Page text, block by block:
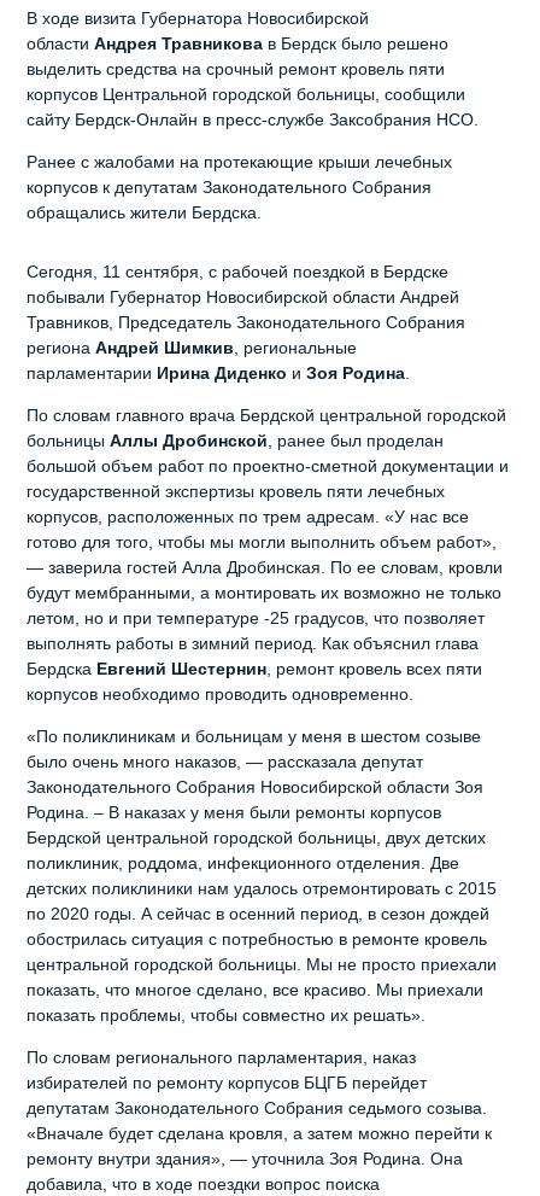
В ходе визита Губернатора Новосибирской
областиАндрея Травникова в Бердск было решено
выделить средства на срочный ремонт кровель пяти
корпусов Центральной городской больницы, сообщили
сайту Бердск-Онлайн в пресс-службе Заксобрания НСО.
Ранее с жалобами на протекающие крыши лечебных
корпусов к депутатам Законодательного Собрания
обращались жители Бердска.
Сегодня, 11 сентября, с рабочей поездкой в Бердске
побывали Губернатор Новосибирской области Андрей
Травников, Председатель Законодательного Собрания
регионаАндрей Шимкив, региональные
парламентарии Ирина Диденко иЗоя Родина.
По словам главного врача Бердской центральной городской
больницыАллы Дробинской, ранее был проделан
большой объем работ по проектно-сметной документации и
государственной экспертизы кровель пяти лечебных
корпусов, расположенных по трем адресам. «У нас все
готово для того, чтобы мы могли выполнить объем работ»,
— заверила гостей Алла Дробинская. По ее словам, кровли
будут мембранными, а монтировать их возможно не только
летом, но и при температуре -25 градусов, что позволяет
выполнять работы в зимний период. Как объяснил глава
Бердска Евгений Шестернин, ремонт кровель всех пяти
корпусов необходимо проводить одновременно.
«По поликлиникам и больницам у меня в шестом созыве
было очень много наказов, — рассказала депутат
Законодательного Собрания Новосибирской области Зоя
Родина. – В наказах у меня были ремонты корпусов
Бердской центральной городской больницы, двух детских
поликлиник, роддома, инфекционного отделения. Две
детских поликлиники нам удалось отремонтировать с 2015
по 2020 годы. А сейчас в осенний период, в сезон дождей
обострилась ситуация с потребностью в ремонте кровель
центральной городской больницы. Мы не просто приехали
показать, что многое сделано, все красиво. Мы приехали
показать проблемы, чтобы совместно их решать».
По словам регионального парламентария, наказ
избирателей по ремонту корпусов БЦГБ перейдет
депутатам Законодательного Собрания седьмого созыва.
«Вначале будет сделана кровля, а затем можно перейти к
ремонту внутри здания», — уточнила Зоя Родина. Она
добавила, что в ходе поездки вопрос поиска